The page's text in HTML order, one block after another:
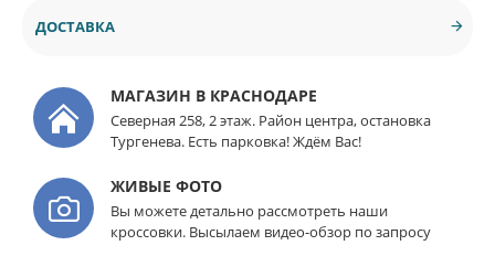
ДОСТАВКА
МАГАЗИН В КРАСНОДАРЕ
Северная 258, 2 этаж. Район центра, остановка
Тургенева. Есть парковка! Ждём Вас!
ЖИВЫЕ ФОТО
Вы можете детально рассмотреть наши
кроссовки. Высылаем видео-обзор по запросу